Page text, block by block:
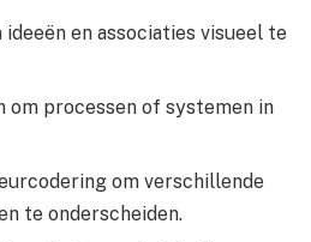
ideeën en associaties visueel te
om processen of systemen in
om verschillende
te onderscheiden.